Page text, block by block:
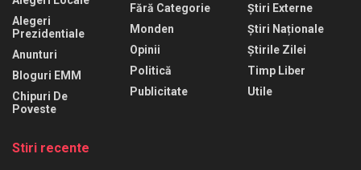
Alegeri
Prezidentiale
Anunturi
Bloguri EMM
Chipuri De
Poveste
Fără Categorie
Monden
Opinii
Politică
Publicitate
Știri Externe
Știri Naționale
Știrile Zilei
Timp Liber
Utile
Stiri recente